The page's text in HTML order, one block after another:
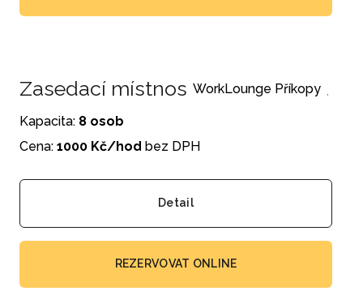
Zasedací místnost Příkopy Violet
Kapacita: 8 osob
Cena:1000 Kč/hod bez DPH
WorkLounge Příkopy
Detail
REZERVOVAT ONLINE